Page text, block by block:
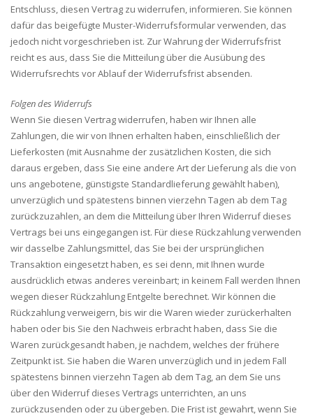
Entschluss, diesen Vertrag zu widerrufen, informieren. Sie können
dafür das beigefügte Muster-Widerrufsformular verwenden, das
jedoch nicht vorgeschrieben ist. Zur Wahrung der Widerrufsfrist
reicht es aus, dass Sie die Mitteilung über die Ausübung des
Widerrufsrechts vor Ablauf der Widerrufsfrist absenden.
Folgen des Widerrufs
Wenn Sie diesen Vertrag widerrufen, haben wir Ihnen alle
Zahlungen, die wir von Ihnen erhalten haben, einschließlich der
Lieferkosten (mit Ausnahme der zusätzlichen Kosten, die sich
daraus ergeben, dass Sie eine andere Art der Lieferung als die von
uns angebotene, günstigste Standardlieferung gewählt haben),
unverzüglich und spätestens binnen vierzehn Tagen ab dem Tag
zurückzuzahlen, an dem die Mitteilung über Ihren Widerruf dieses
Vertrags bei uns eingegangen ist. Für diese Rückzahlung verwenden
wir dasselbe Zahlungsmittel, das Sie bei der ursprünglichen
Transaktion eingesetzt haben, es sei denn, mit Ihnen wurde
ausdrücklich etwas anderes vereinbart; in keinem Fall werden Ihnen
wegen dieser Rückzahlung Entgelte berechnet. Wir können die
Rückzahlung verweigern, bis wir die Waren wieder zurückerhalten
haben oder bis Sie den Nachweis erbracht haben, dass Sie die
Waren zurückgesandt haben, je nachdem, welches der frühere
Zeitpunkt ist. Sie haben die Waren unverzüglich und in jedem Fall
spätestens binnen vierzehn Tagen ab dem Tag, an dem Sie uns
über den Widerruf dieses Vertrags unterrichten, an uns
zurückzusenden oder zu übergeben. Die Frist ist gewahrt, wenn Sie